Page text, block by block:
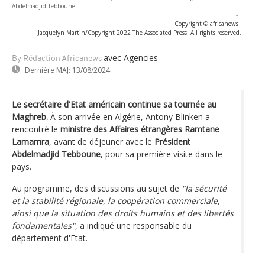
Abdelmadjid Tebboune.
-
Copyright © africanews
Jacquelyn Martin/Copyright 2022 The Associated Press. All rights reserved.
By Rédaction Africanews avec Agencies
Dernière MAJ: 13/08/2024
Le secrétaire d'Etat américain continue sa tournée au
Maghreb. À son arrivée en Algérie, Antony Blinken a
rencontré le ministre des Affaires étrangères Ramtane
Lamamra, avant de déjeuner avec le Président
Abdelmadjid Tebboune, pour sa première visite dans le
pays.
Au programme, des discussions au sujet de "la sécurité
et la stabilité régionale, la coopération commerciale,
ainsi que la situation des droits humains et des libertés
fondamentales", a indiqué une responsable du
département d'Etat.